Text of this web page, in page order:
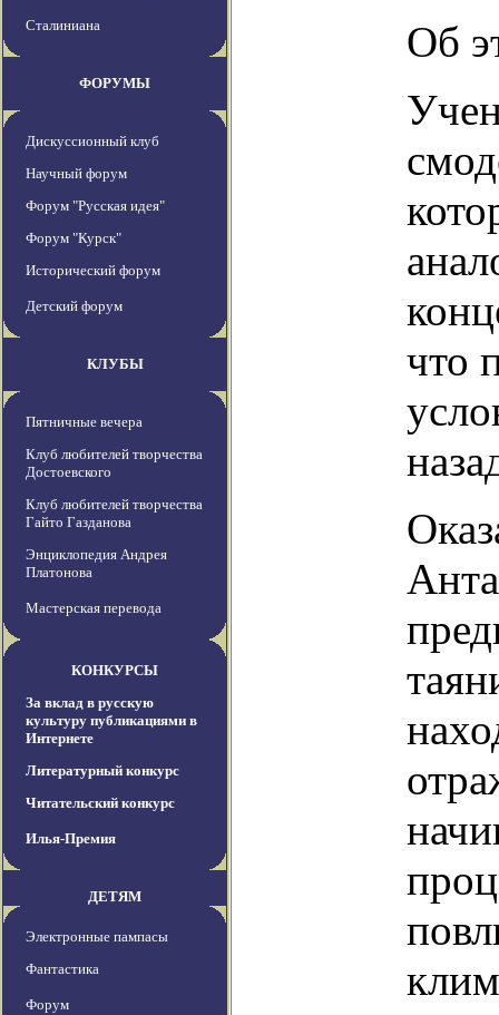
Сталиниана
ФОРУМЫ
Дискуссионный клуб
Научный форум
Форум "Русская идея"
Форум "Курск"
Исторический форум
Детский форум
КЛУБЫ
Пятничные вечера
Клуб любителей творчества
Достоевского
Клуб любителей творчества
Гайто Газданова
Энциклопедия Андрея
Платонова
Мастерская перевода
КОНКУРСЫ
За вклад в русскую
культуру публикациями в
Интернете
Литературный конкурс
Читательский конкурс
Илья-Премия
ДЕТЯМ
Электронные пампасы
Фантастика
Форум
Об
что